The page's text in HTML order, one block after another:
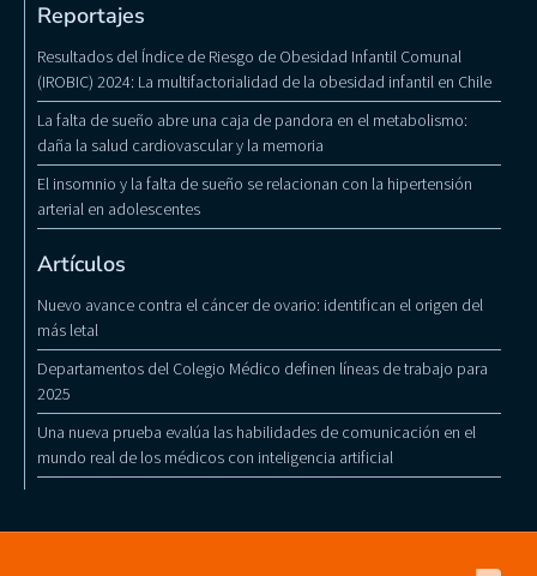
Reportajes
Resultados del Índice de Riesgo de Obesidad Infantil Comunal
(IROBIC) 2024: La multifactorialidad de la obesidad infantil en Chile
La falta de sueño abre una caja de pandora en el metabolismo:
daña la salud cardiovascular y la memoria
El insomnio y la falta de sueño se relacionan con la hipertensión
arterial en adolescentes
Artículos
Nuevo avance contra el cáncer de ovario: identifican el origen del
más letal
Departamentos del Colegio Médico definen líneas de trabajo para
2025
Una nueva prueba evalúa las habilidades de comunicación en el
mundo real de los médicos con inteligencia artificial